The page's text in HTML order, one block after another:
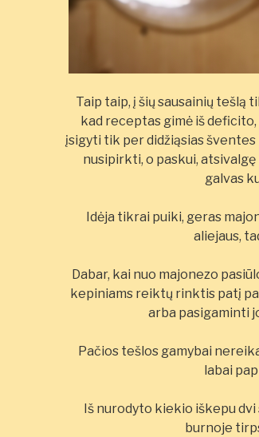
Taip taip, į šių sausainių tešlą
kad receptas gimė iš
įsigyti tik per didžiąsias
nusipirkti, o paskui,
galvas
Idėja tikrai puiki, geras
aliejaus,
Dabar, kai nuo majonezo
kepiniams reiktų rinktis patį
arba pasigaminti
Pačios tešlos gamybai
labai
Iš nurodyto kiekio iškepu
burnoje